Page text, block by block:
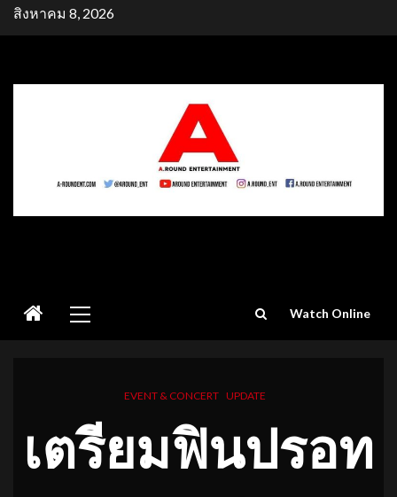
Skipสิงหาคม 8, 2026
Menu
Watch Online
EVENT & CONCERT UPDATE
เตรียมฟินปรอท